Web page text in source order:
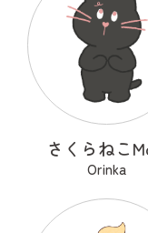
さくらねこ
Orinka